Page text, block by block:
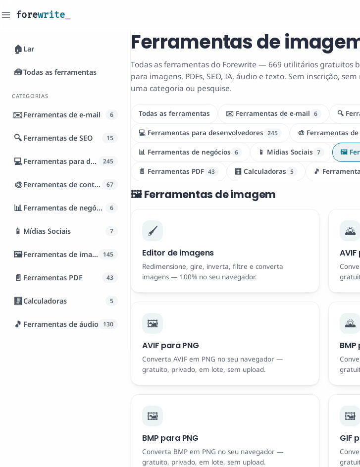
forewrite
🏠 Lar
🧰Todas as ferramentas
CATEGORIAS
✉️Ferramentas de e-mail 6
🔍 Ferramentas de SEO 15
💻 Ferramentas para desenvolvedores 245
🎨 Ferramentas de conteúdo 67
📊 Ferramentas de negócios 6
📱 Mídias Sociais 7
🖼️ Ferramentas de imagem 145
📄 Ferramentas PDF 43
🧮Calculadoras 5
🎵 Ferramentas de áudio 130
Ferramentas de
Todas as ferramentas do Forewrite — 669 utilitários gratuitos
para imagens, PDFs, SEO, IA, áudio e texto. Sem inscrição, sem
uma categoria ou pesquise.
Todas as ferramentas ✉️ Ferramentas de e-mail 6 🔍
💻 Ferramentas para desenvolvedores 245 🎨 Ferramentas
📊 Ferramentas de negócios 6 📱 Mídias Sociais 7 🖼️
📄 Ferramentas PDF 43 🧮 Calculadoras 5 🎵
🖼️ Ferramentas de imagem
🖌️
Editor de imagens
Redimensione, gire, inverta, filtre e converta
imagens — 100% no seu navegador.
🌄
🖼️
AVIF para PNG
Converta AVIF em PNG no seu navegador —
gratuito, privado, em lote, sem upload.
🌄
🖼️
BMP para PNG
Converta BMP em PNG no seu navegador —
gratuito, privado, em lote, sem upload.
🖼️
GIF